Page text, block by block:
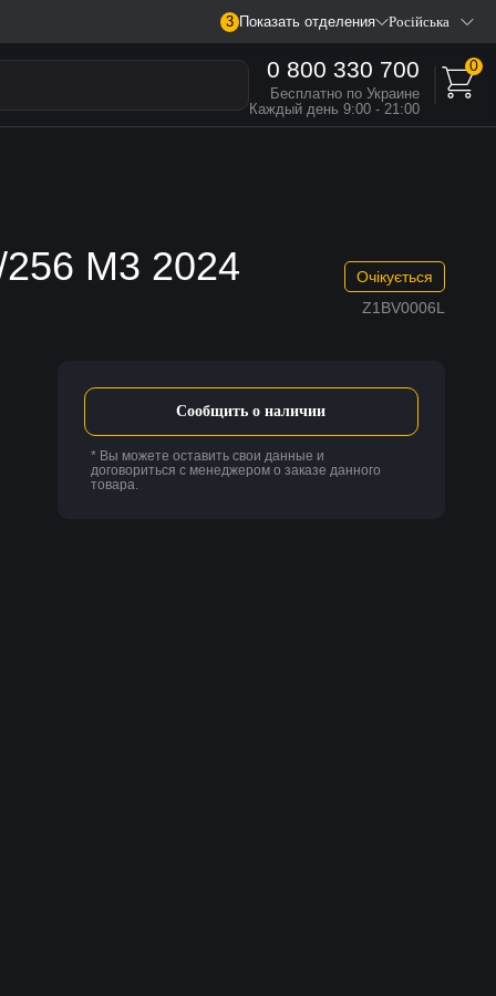
3 Показать отделения Російська
0 800 330 700
Бесплатно по Украине
Каждый день 9:00 - 21:00
0
M3 2024
Z1BV0006L
Очікується
Сообщить о наличии
* Вы можете оставить свои данные и
договориться с менеджером о заказе данного
товара.